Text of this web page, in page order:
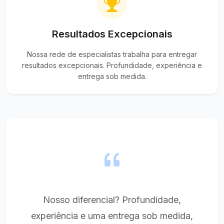
Resultados Excepcionais
Nossa rede de especialistas trabalha para entregar
resultados excepcionais. Profundidade, experiência e
entrega sob medida.
Nosso diferencial? Profundidade,
experiência e uma entrega sob medida,